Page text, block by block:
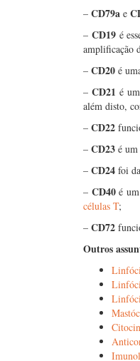
– CD79a e
– CD19é
amplificação
– CD20 é
– CD21 é um
além disto,
– CD22
– CD23 é um
– CD24 foi
– CD40é um
células T;
– CD72
Outros